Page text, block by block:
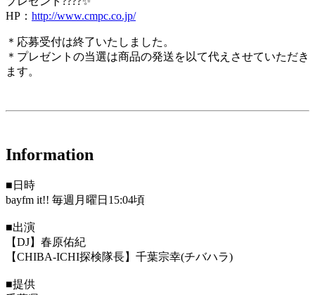
HP： http://www.cmpc.co.jp/
＊応募受付は終了いたしました。
＊プレゼントの当選は商品の発送を以て代えさせていただき
ます。
Information
■日時
bayfm it!! 毎週月曜日15:04頃
■出演
【DJ】春原佑紀
【CHIBA-ICHI探検隊長】千葉宗幸(チバハラ)
■提供